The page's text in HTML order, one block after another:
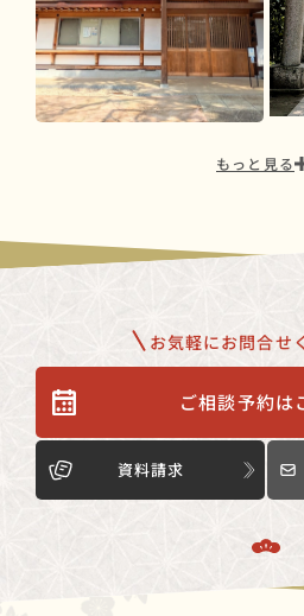
もっと見る
お気軽にお問合せ
ご相談予約は
資料請求